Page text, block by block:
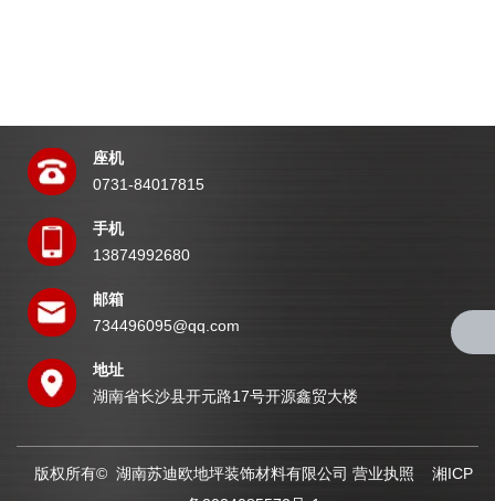
座机
0731-84017815
手机
13874992680
邮箱
734496095@qq.com
地址
湖南省长沙县开元路17号开源鑫贸大楼
版权所有© 湖南苏迪欧地坪装饰材料有限公司 营业执照
湘ICP